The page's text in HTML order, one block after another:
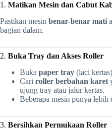
1. Matikan Mesin dan Cabut
Pastikan mesin benar-benar mati
bagian dalam.
2. Buka Tray dan Akses Roller
Buka paper tray (laci
Cari roller berbahan karet
ujung tray atau jalur kertas.
Beberapa mesin punya
3. Bersihkan Permukaan Roller